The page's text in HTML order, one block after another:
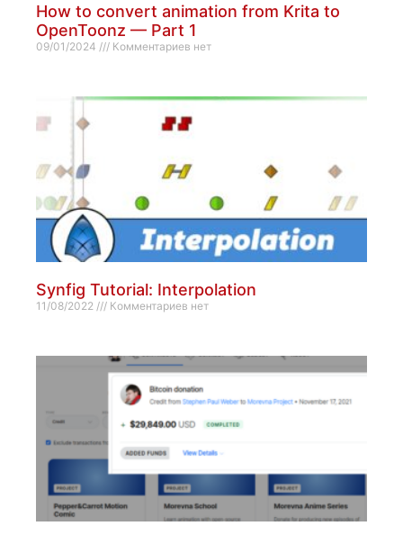
How to convert animation from Krita to
OpenToonz — Part 1
09/01/2024 Комментариев нет
Synfig Tutorial: Interpolation
11/08/2022 Комментариев нет